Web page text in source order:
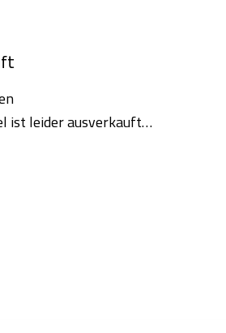
ist leider ausverkauft…